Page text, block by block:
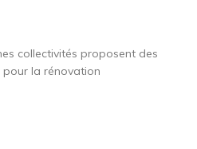
collectivités proposent des
pour la rénovation